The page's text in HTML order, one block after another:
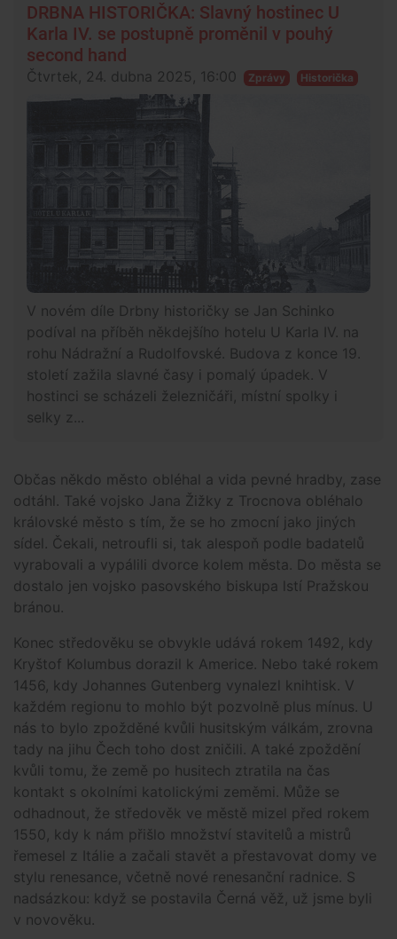
DRBNA HISTORIČKA: Slavný hostinec U
Karla IV. se postupně proměnil v pouhý
second hand
Čtvrtek, 24. dubna 2025, 16:00 Zprávy Historička
V novém díle Drbny historičky se Jan Schinko
podíval na příběh někdejšího hotelu U Karla IV. na
rohu Nádražní a Rudolfovské. Budova z konce 19.
století zažila slavné časy i pomalý úpadek. V
hostinci se scházeli železničáři, místní spolky i
selky z...
Občas někdo město obléhal a vida pevné hradby, zase
odtáhl. Také vojsko Jana Žižky z Trocnova obléhalo
královské město s tím, že se ho zmocní jako jiných
sídel. Čekali, netroufli si, tak alespoň podle badatelů
vyrabovali a vypálili dvorce kolem města. Do města se
dostalo jen vojsko pasovského biskupa lstí Pražskou
bránou.
Konec středověku se obvykle udává rokem 1492, kdy
Kryštof Kolumbus dorazil k Americe. Nebo také rokem
1456, kdy Johannes Gutenberg vynalezl knihtisk. V
každém regionu to mohlo být pozvolně plus mínus. U
nás to bylo zpožděné kvůli husitským válkám, zrovna
tady na jihu Čech toho dost zničili. A také zpoždění
kvůli tomu, že země po husitech ztratila na čas
kontakt s okolními katolickými zeměmi. Může se
odhadnout, že středověk ve městě mizel před rokem
1550, kdy k nám přišlo množství stavitelů a mistrů
řemesel z Itálie a začali stavět a přestavovat domy ve
stylu renesance, včetně nové renesanční radnice. S
nadsázkou: když se postavila Černá věž, už jsme byli
v novověku.